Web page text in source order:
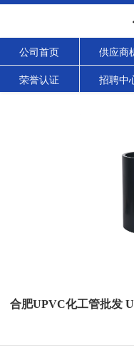
公司首页 供应商
荣誉认证 招聘中
合肥UPVC化工管批发